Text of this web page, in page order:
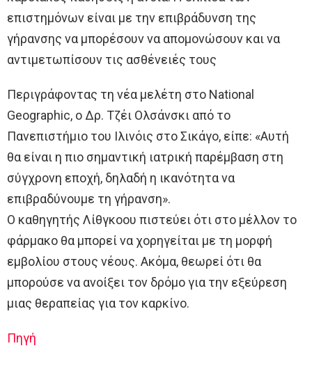
επιστημόνων είναι με την επιβράδυνση της
γήρανσης να μπορέσουν να απομονώσουν και να
αντιμετωπίσουν τις ασθένειές τους
Περιγράφοντας τη νέα μελέτη στο National
Geographic, ο Δρ. Τζέι Ολσάνσκι από το
Πανεπιστήμιο του Ιλινόις στο Σικάγο, είπε: «Αυτή
θα είναι η πιο σημαντική ιατρική παρέμβαση στη
σύγχρονη εποχή, δηλαδή η ικανότητα να
επιβραδύνουμε τη γήρανση».
Ο καθηγητής Λίθγκοου πιστεύει ότι στο μέλλον το
φάρμακο θα μπορεί να χορηγείται με τη μορφή
εμβολίου στους νέους. Ακόμα, θεωρεί ότι θα
μπορούσε να ανοίξει τον δρόμο για την εξεύρεση
μιας θεραπείας για τον καρκίνο.
Πηγή